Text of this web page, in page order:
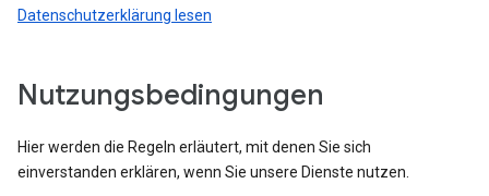
Datenschutzerklärung lesen
Nutzungsbedingungen
Hier werden die Regeln erläutert, mit denen Sie sich
einverstanden erklären, wenn Sie unsere Dienste nutzen.